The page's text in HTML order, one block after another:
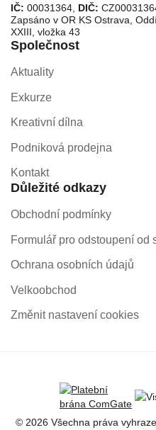
IČ: 00031364, DIČ:
Zapsáno v OR KS Ostrava,
XXIII, vložka 43
Společnost
Aktuality
Exkurze
Kreativní dílna
Podniková prodejna
Kontakt
Důležité odkazy
Obchodní podmínky
Formulář pro odstoupení od
Ochrana osobních údajů
Velkoobchod
Změnit nastavení cookies
© 2026 Všechna práva